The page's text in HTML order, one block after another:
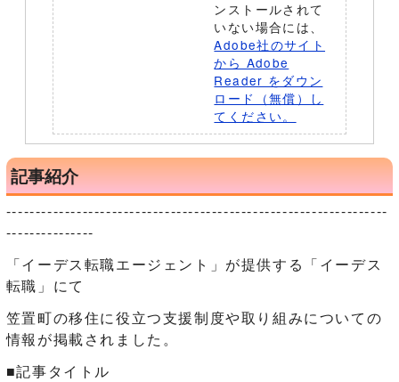
ンストールされて
いない場合には、
Adobe社のサイト
から Adobe
Reader をダウン
ロード（無償）し
てください。
記事紹介
-----------------------------------------------------------------
---------------
「イーデス転職エージェント」が提供する「イーデス
転職」にて
笠置町の移住に役立つ支援制度や取り組みについての
情報が掲載されました。
■記事タイトル